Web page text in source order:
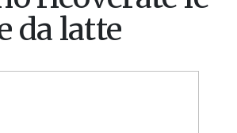
da latte